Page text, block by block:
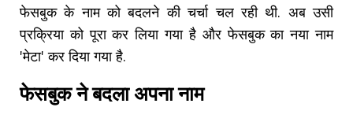
फेसबुक के नाम को बदलने की चर्चा चल रही थी. अब उसी
प्रक्रिया को पूरा कर लिया गया है और फेसबुक का नया नाम
'मेटा' कर दिया गया है.
फेसबुक ने बदला अपना नाम